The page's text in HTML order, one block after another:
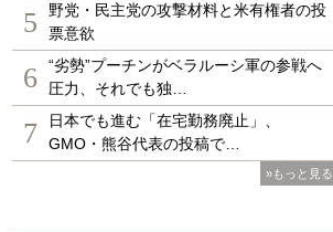
5
野党・民主党の攻撃材料と米有権者の投
票意欲
6
“劣勢”プーチンがベラルーシ軍の参戦へ
圧力、それでも独…
7
日本でも進む「在宅勤務廃止」、
GMO・熊谷代表の投稿で…
»もっと見る